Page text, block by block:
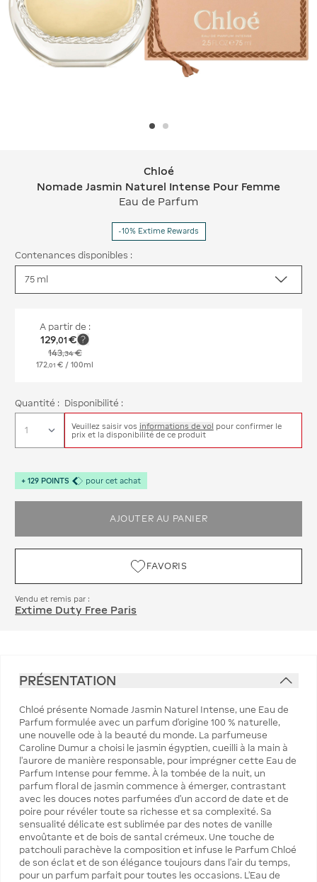
Chloé Nomade Jasmin Naturel
Chloé
Nomade Jasmin Naturel Intense Pour Femme
Eau de Parfum
-10% Extime Rewards
Contenances disponibles :
A partir de :
129,01 €
143,34€
172 01 € / 100ml
Quantité : Disponibilité :
Veuillez saisir vos informations de vol pour confirmer le
prix et la disponibilité de ce produit
+ 129 POINTS pour cet achat
AJOUTER AU PANIER
FAVORIS
Vendu et remis par :
Extime Duty Free Paris
PRÉSENTATION
Chloé présente Nomade Jasmin Naturel Intense, une Eau de
Parfum formulée avec un parfum d’origine 100 % naturelle,
une nouvelle ode à la beauté du monde. La parfumeuse
Caroline Dumur a choisi le jasmin égyptien, cueilli à la main à
l’aurore de manière responsable, pour imprégner cette Eau de
Parfum Intense pour femme. À la tombée de la nuit, un
parfum floral de jasmin commence à émerger, contrastant
avec les douces notes parfumées d’un accord de date et de
poire pour révéler toute sa richesse et sa complexité. Sa
sensualité délicate est sublimée par des notes de vanille
envoûtante et de bois de santal crémeux. Une touche de
patchouli parachève la composition et infuse le Parfum Chloé
de son éclat et de son élégance toujours dans l’air du temps,
pour un parfum parfait pour toutes les occasions. L’Eau de